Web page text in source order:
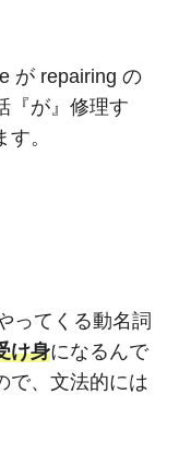
が repairing の
『が』修理す
。
ってくる動名詞
け身になるんで
で、文法的には